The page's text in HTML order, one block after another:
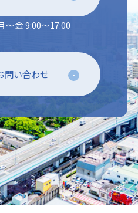
～金 9:00～17:00
問い合わせ